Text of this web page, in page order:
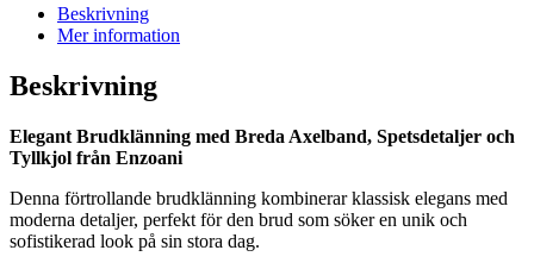
Beskrivning
Mer information
Beskrivning
Elegant Brudklänning med Breda Axelband, Spetsdetaljer och
Tyllkjol från Enzoani
Denna förtrollande brudklänning kombinerar klassisk elegans med
moderna detaljer, perfekt för den brud som söker en unik och
sofistikerad look på sin stora dag.